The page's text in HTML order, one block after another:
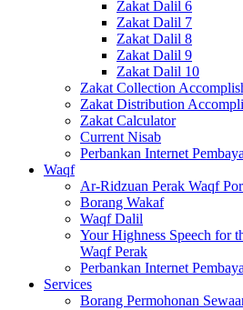
Zakat Dalil 6
Zakat Dalil 7
Zakat Dalil 8
Zakat Dalil 9
Zakat Dalil 10
Zakat Collection
Zakat Distribution
Zakat Calculator
Current Nisab
Perbankan Internet
Waqf
Ar-Ridzuan Perak Waqf
Borang Wakaf
Waqf Dalil
Your Highness Speech for
Waqf Perak
Perbankan Internet
Services
Borang Permohonan